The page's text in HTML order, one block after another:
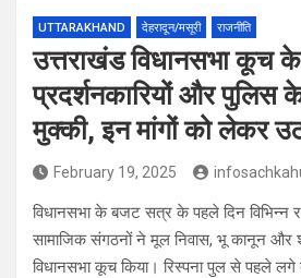
UTTARAKHAND देहरादून/मसूरी राजनीति
उत्तराखंड विधानसभा कूच के
प्रदर्शनकारियों और पुलिस
मुक्की, इन मांगों को लेकर
February 19, 2025
विधानसभा के बजट सत्र के पहले दिन विभिन्न
सामाजिक संगठनों ने मूल निवास, भू कानून और
विधानसभा कूच किया। रिस्पना पुल से पहले